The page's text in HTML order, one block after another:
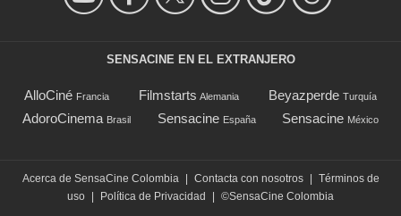
SENSACINE EN EL EXTRANJERO
AlloCiné Francia Filmstarts Alemania Beyazperde Turquía
AdoroCinema Brasil Sensacine España Sensacine México
Acerca de SensaCine Colombia | Contacta con nosotros | Términos de
uso | Política de Privacidad | ©SensaCine Colombia